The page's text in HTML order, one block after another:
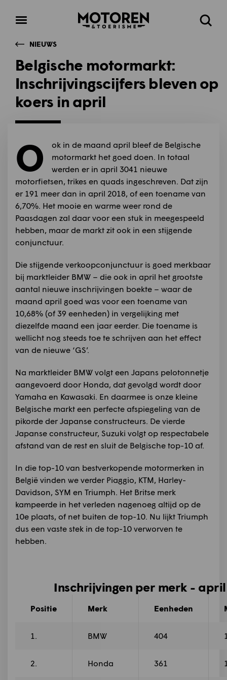
Open
Homepage Zoeken
NIEUWS
Belgische motormarkt:
Inschrijvingscijfers bleven op
koers in april
O
ok in de maand april bleef de Belgische
motormarkt het goed doen. In totaal
werden er in april 3041 nieuwe
motorfietsen, trikes en quads ingeschreven. Dat zijn
er 191 meer dan in april 2018, of een toename van
6,70%. Het mooie en warme weer rond de
Paasdagen zal daar voor een stuk in meegespeeld
hebben, maar de markt zit ook in een stijgende
conjunctuur.
Die stijgende verkoopconjunctuur is goed merkbaar
bij marktleider BMW – die ook in april het grootste
aantal nieuwe inschrijvingen boekte – waar de
maand april goed was voor een toename van
10,68% (of 39 eenheden) in vergelijking met
diezelfde maand een jaar eerder. Die toename is
wellicht nog steeds toe te schrijven aan het effect
van de nieuwe ‘GS’.
Na marktleider BMW volgt een Japans pelotonnetje
aangevoerd door Honda, dat gevolgd wordt door
Yamaha en Kawasaki. En daarmee is onze kleine
Belgische markt een perfecte afspiegeling van de
pikorde der Japanse constructeurs. De vierde
Japanse constructeur, Suzuki volgt op respectabele
afstand van de rest en sluit de Belgische top-10 af.
In die top-10 van bestverkopende motormerken in
België vinden we verder Piaggio, KTM, Harley-
Davidson, SYM en Triumph. Het Britse merk
kampeerde in het verleden nagenoeg altijd op de
10e plaats, of net buiten de top-10. Nu lijkt Triumph
dus een vaste stek in de top-10 verworven te
hebben.
Inschrijvingen per merk - april
Positie Merk Eenheden
1. BMW 404
2. Honda 361